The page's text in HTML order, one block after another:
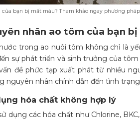
của bạn bị mất màu? Tham khảo ngay phương
nhân ao tôm của bạn
trong ao nuôi tôm không chỉ là
sự phát triển và sinh trưởng của
đề phức tạp xuất phát từ nhiều
nguyên nhân chính dẫn đến tình
hóa chất không hợp lý
dụng các hóa chất như Chlorine,